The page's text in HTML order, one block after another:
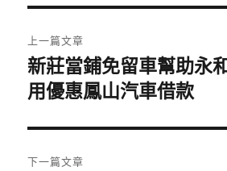
章
導
覽
上一篇文章
上
一
文
章:
新莊當鋪免留車幫助永
用優惠鳳山汽車借款
下一篇文章